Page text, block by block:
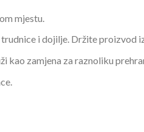
mjestu.
i dojilje. Držite proizvod
kao zamjena za raznoliku